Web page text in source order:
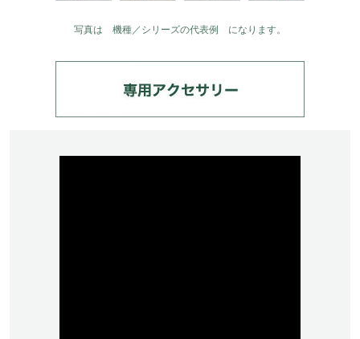
写真は 機種／シリーズの代表例 になります。